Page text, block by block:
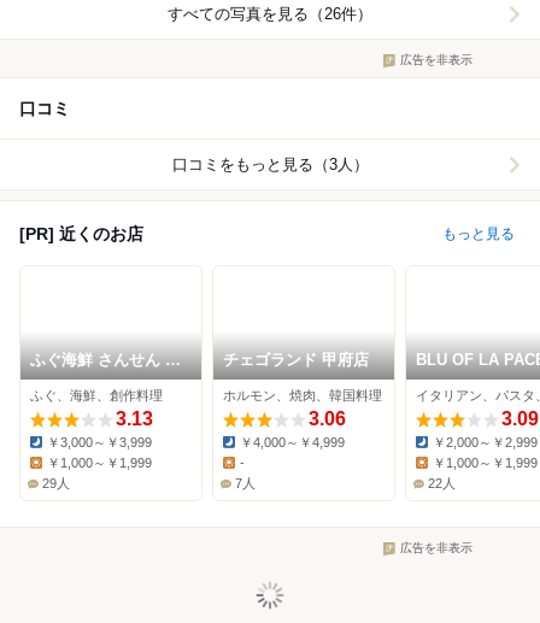
すべての写真を見る（26件）
広告を非表示
口コミ
口コミをもっと見る（3人）
[PR] 近くのお店 もっと見る
ふぐ海鮮 さんせん 山
梨甲府店
ふぐ、海鮮、創作料理
3.13
Dinner:
￥3,000～￥3,999
Lunch:
￥1,000～￥1,999
29人
チェゴランド 甲府店
ホルモン、焼肉、韓国料理
3.06
Dinner:
￥4,000～￥4,999
Lunch:
-
7人
BLU OF LA
イタリアン、パスタ
3.09
Dinner:
￥2,000～￥2,999
Lunch:
￥1,000～￥1,999
22人
広告を非表示